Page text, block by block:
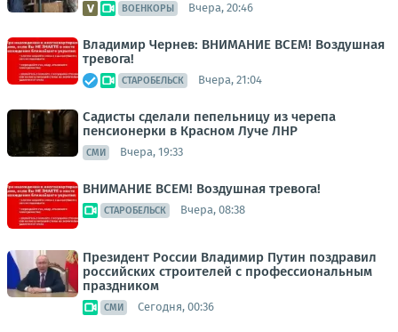
ВОЕНКОРЫ Вчера, 20:46
Владимир Чернев: ВНИМАНИЕ ВСЕМ! Воздушная
тревога!
СТАРОБЕЛЬСК Вчера, 21:04
Садисты сделали пепельницу из черепа
пенсионерки в Красном Луче ЛНР
СМИ Вчера, 19:33
ВНИМАНИЕ ВСЕМ! Воздушная тревога!
СТАРОБЕЛЬСК Вчера, 08:38
Президент России Владимир Путин поздравил
российских строителей с профессиональным
праздником
СМИ Сегодня, 00:36